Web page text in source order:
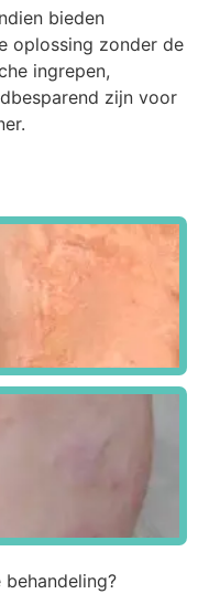
bieden
oplossing zonder de
ingrepen,
zijn voor